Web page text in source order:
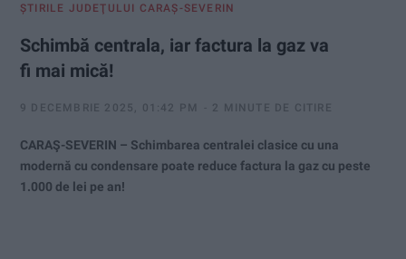
ŞTIRILE JUDEŢULUI CARAŞ-SEVERIN
Schimbă centrala, iar factura la gaz va
fi mai mică!
9 DECEMBRIE 2025, 01:42 PM 2 MINUTE DE CITIRE
CARAŞ-SEVERIN – Schimbarea centralei clasice cu una
modernă cu condensare poate reduce factura la gaz cu peste
1.000 de lei pe an!